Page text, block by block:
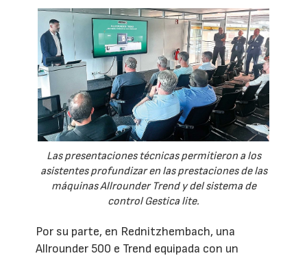
Las presentaciones técnicas permitieron a los
asistentes profundizar en las prestaciones de las
máquinas Allrounder Trend y del sistema de
control Gestica lite.
Por su parte, en Rednitzhembach, una
Allrounder 500 e Trend equipada con un